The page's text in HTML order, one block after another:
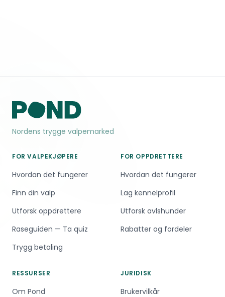
Nordens trygge valpemarked
FOR VALPEKJØPERE
Hvordan det fungerer
Finn din valp
Utforsk oppdrettere
Raseguiden — Ta quiz
Trygg betaling
FOR OPPDRETTERE
Hvordan det fungerer
Lag kennelprofil
Utforsk avlshunder
Rabatter og fordeler
RESSURSER
Om Pond
JURIDISK
Brukervilkår